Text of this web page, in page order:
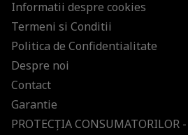
Informatii despre cookies
Termeni si Conditii
Politica de Confidentialitate
Despre noi
Contact
Garantie
PROTECŢIA CONSUMATORILOR -